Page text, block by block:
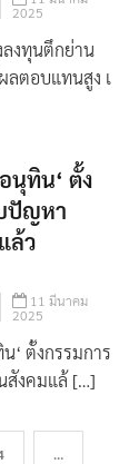
11 มีนาคม
2025
งทุนตึกย่าน
ทิน​‘ ตั้ง​
ญหา
ล้ว
11 มีนาคม
2025
งคมแล้ […]